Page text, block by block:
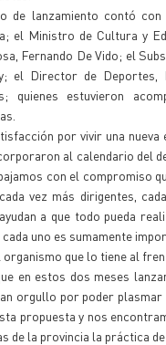
de lanzamiento contó
el Ministro de Cultura y
Fernando De Vido; el
el Director de
quienes estuvieron
por vivir una nueva
al calendario del
con el compromiso
vez más dirigentes,
a que todo pueda
uno es sumamente
que lo tiene al
en estos dos meses
orgullo por poder
propuesta y nos
de la provincia la práctica